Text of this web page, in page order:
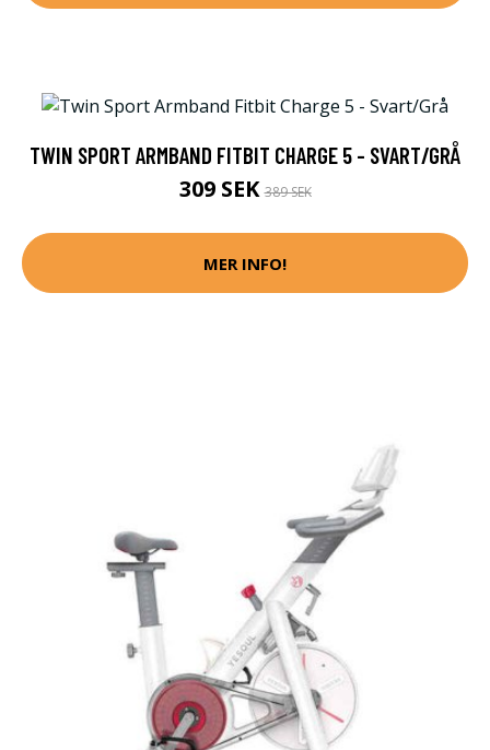
TWIN SPORT ARMBAND FITBIT CHARGE 5 - SVART/GRÅ
309 SEK389 SEK
MER INFO!